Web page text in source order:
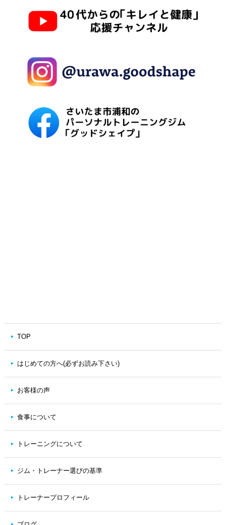
TOP
はじめての方へ(必ずお読み下さい)
お客様の声
食事について
トレーニングについて
ジム・トレーナー選びの基準
トレーナープロフィール